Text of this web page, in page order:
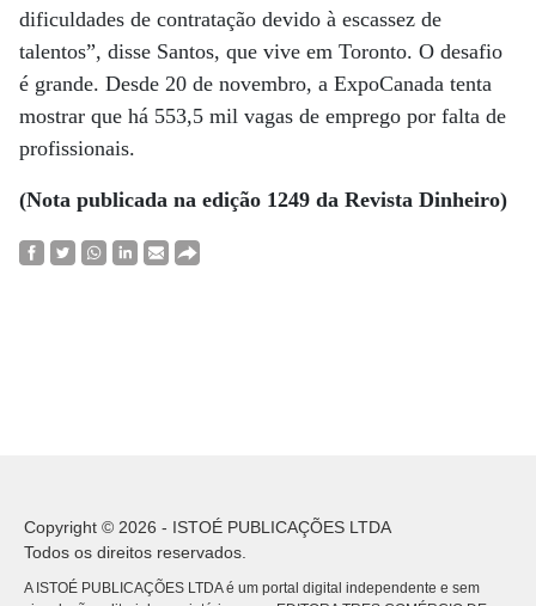
dificuldades de contratação devido à escassez de
talentos”, disse Santos, que vive em Toronto. O desafio
é grande. Desde 20 de novembro, a ExpoCanada tenta
mostrar que há 553,5 mil vagas de emprego por falta de
profissionais.
(Nota publicada na edição 1249 da Revista Dinheiro)
Copyright © 2026 - ISTOÉ PUBLICAÇÕES LTDA
Todos os direitos reservados.
A ISTOÉ PUBLICAÇÕES LTDA é um portal digital independente e sem